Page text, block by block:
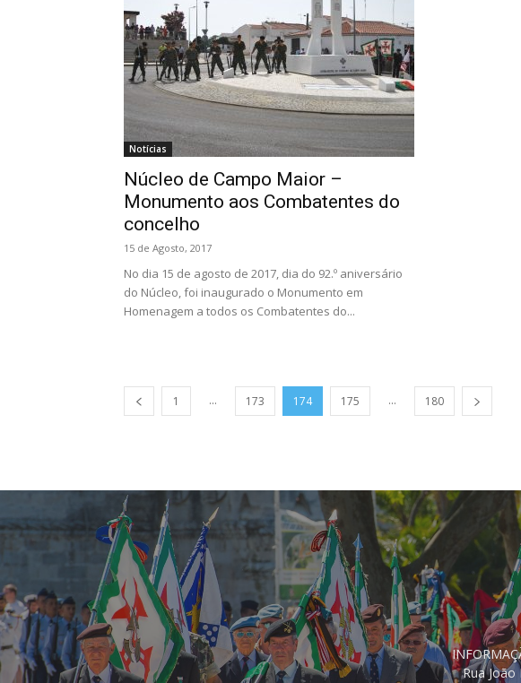
Notícias
Núcleo de Campo Maior –
Monumento aos Combatentes do
concelho
15 de Agosto, 2017
No dia 15 de agosto de 2017, dia do 92.º aniversário
do Núcleo, foi inaugurado o Monumento em
Homenagem a todos os Combatentes do...
1 ... 173 174 175 ... 180
Rua